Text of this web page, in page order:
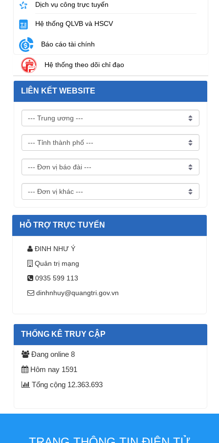
Dịch vụ công trực tuyến
Hệ thống QLVB và HSCV
Báo cáo tài chính
Hệ thống theo dõi chỉ đạo
LIÊN KẾT WEBSITE
HỖ TRỢ TRỰC TUYẾN
ĐINH NHƯ Ý
Quản trị mạng
0935 599 113
dinhnhuy@quangtri.gov.vn
THỐNG KÊ TRUY CẬP
Đang online 8
Hôm nay 1591
Tổng cộng 12.363.693